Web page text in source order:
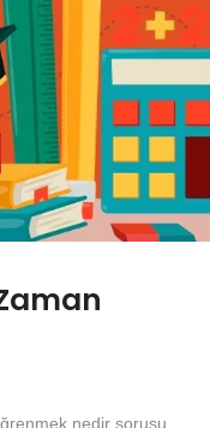
nedir sorusu